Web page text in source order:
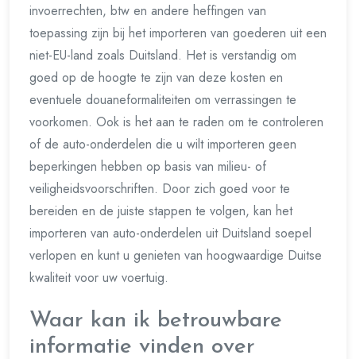
invoerrechten, btw en andere heffingen van
toepassing zijn bij het importeren van goederen uit een
niet-EU-land zoals Duitsland. Het is verstandig om
goed op de hoogte te zijn van deze kosten en
eventuele douaneformaliteiten om verrassingen te
voorkomen. Ook is het aan te raden om te controleren
of de auto-onderdelen die u wilt importeren geen
beperkingen hebben op basis van milieu- of
veiligheidsvoorschriften. Door zich goed voor te
bereiden en de juiste stappen te volgen, kan het
importeren van auto-onderdelen uit Duitsland soepel
verlopen en kunt u genieten van hoogwaardige Duitse
kwaliteit voor uw voertuig.
Waar kan ik betrouwbare
informatie vinden over